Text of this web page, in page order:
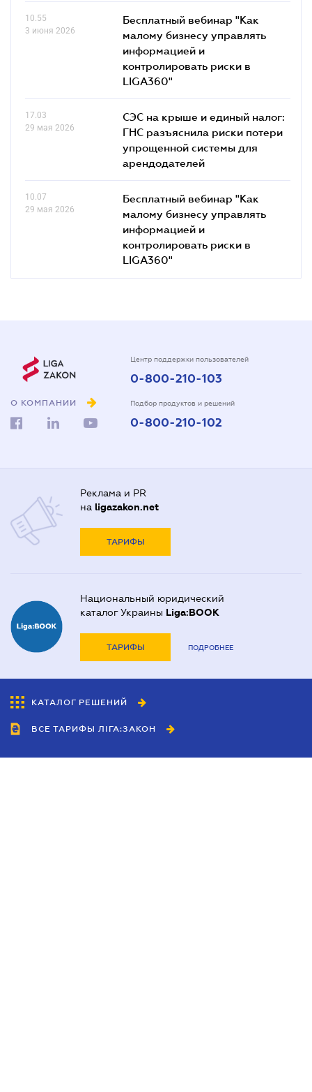
10.55
3 июня 2026
Бесплатный вебинар "Как
малому бизнесу управлять
информацией и
контролировать риски в
LIGA360"
17.03
29 мая 2026
СЭС на крыше и единый налог:
ГНС разъяснила риски потери
упрощенной системы для
арендодателей
10.07
29 мая 2026
Бесплатный вебинар "Как
малому бизнесу управлять
информацией и
контролировать риски в
LIGA360"
О КОМПАНИИ
Центр поддержки пользователей
0-800-210-103
Подбор продуктов и решений
0-800-210-102
Реклама и PR
на ligazakon.net
ТАРИФЫ
Национальный юридический
каталог Украины Liga:BOOK
ТАРИФЫ ПОДРОБНЕЕ
КАТАЛОГ РЕШЕНИЙ
ВСЕ ТАРИФЫ ЛІГА:ЗАКОН